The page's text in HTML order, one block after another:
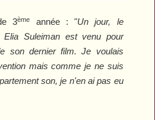
3ème année : "Un jour, le
Elia Suleiman est venu pour
son dernier film. Je voulais
mais comme je ne suis
son, je n'en ai pas eu